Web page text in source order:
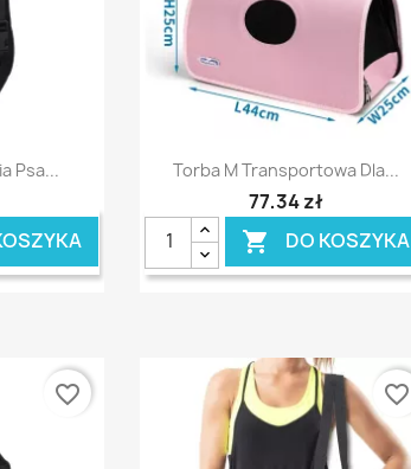
Psa... Szybki podgląd
Torba M Transportowa Dla...
77,34 zł
 DO KOSZYKA
favorite_border favorite_border